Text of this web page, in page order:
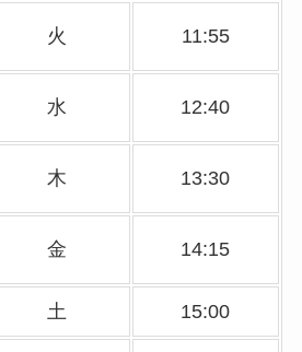
火 11:55
水 12:40
木 13:30
金 14:15
土 15:00